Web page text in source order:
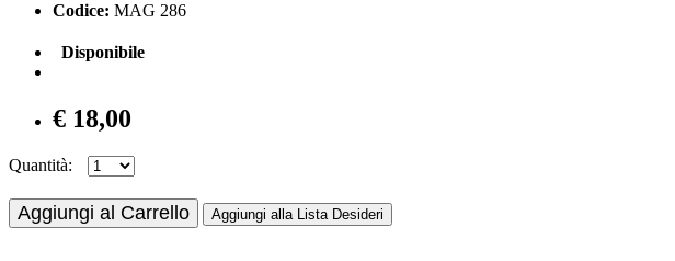
Codice: MAG 286
Disponibile
€ 18,00
Quantità:
Aggiungi al Carrello Aggiungi alla Lista Desideri